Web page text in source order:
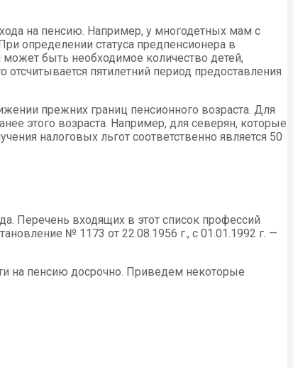
на пенсию. Например, у многодетных мам с
определении статуса предпенсионера в
быть необходимое количество детей,
пятилетний период предоставления
прежних границ пенсионного возраста. Для
этого возраста. Например, для северян, которые
налоговых льгот соответственно является 50
Перечень входящих в этот список профессий
№ 1173 от 22.08.1956 г., с 01.01.1992 г. —
на пенсию досрочно. Приведем некоторые